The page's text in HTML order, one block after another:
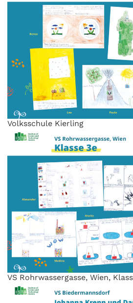
Volksschule Kierling
VS Rohrwassergasse, Wien,